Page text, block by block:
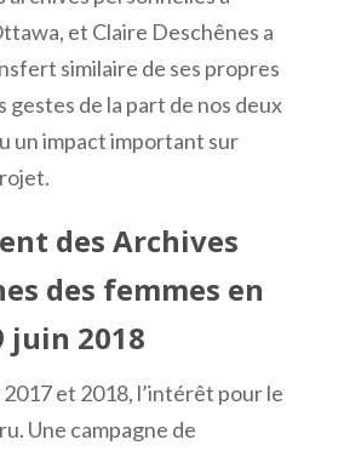
et Claire Deschênes a
similaire de ses propres
gestes de la part de nos deux
un impact important sur
des Archives
des femmes en
juin 2018
et 2018, l’intérêt pour le
Une campagne de